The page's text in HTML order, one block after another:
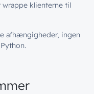
wrappe klienterne til
afhængigheder, ingen